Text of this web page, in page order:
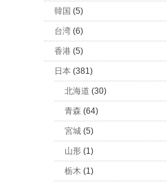
韓国 (5)
台湾 (6)
香港 (5)
日本 (381)
北海道 (30)
青森 (64)
宮城 (5)
山形 (1)
栃木 (1)